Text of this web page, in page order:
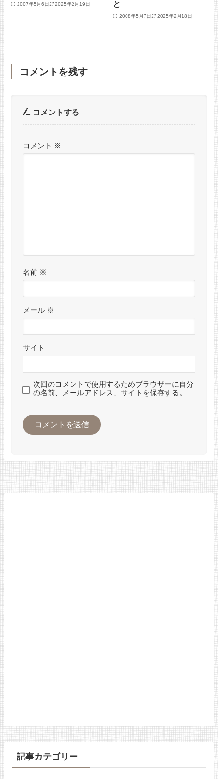
2007年5月6日 2025年2月19日 と
2008年5月7日 2025年2月18日
コメントを残す
コメントする
コメント ※
名前 ※
メール ※
サイト
次回のコメントで使用するためブラウザーに自分
の名前、メールアドレス、サイトを保存する。
記事カテゴリー